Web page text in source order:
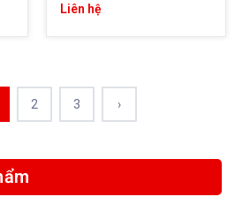
Liên hệ
2 3 ›